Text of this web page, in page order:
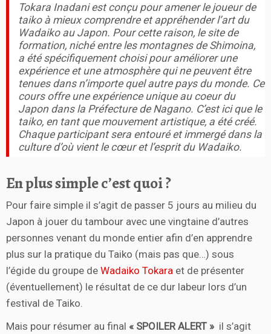
Tokara Inadani est conçu pour amener le joueur de
taiko à mieux comprendre et appréhender l’art du
Wadaiko au Japon. Pour cette raison, le site de
formation, niché entre les montagnes de Shimoina,
a été spécifiquement choisi pour améliorer une
expérience et une atmosphère qui ne peuvent être
tenues dans n’importe quel autre pays du monde. Ce
cours offre une expérience unique au coeur du
Japon dans la Préfecture de Nagano. C’est ici que le
taiko, en tant que mouvement artistique, a été créé.
Chaque participant sera entouré et immergé dans la
culture d’où vient le cœur et l’esprit du Wadaiko.
En plus simple c’est quoi ?
Pour faire simple il s’agit de passer 5 jours au milieu du
Japon à jouer du tambour avec une vingtaine d’autres
personnes venant du monde entier afin d’en apprendre
plus sur la pratique du Taiko (mais pas que…) sous
l’égide du groupe de Wadaiko Tokara et de présenter
(éventuellement) le résultat de ce dur labeur lors d’un
festival de Taiko.
Mais pour résumer au final « SPOILER ALERT » il s’agit